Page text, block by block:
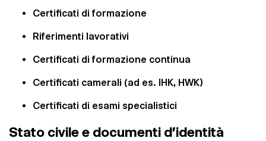
Certificati di formazione
Riferimenti lavorativi
Certificati di formazione continua
Certificati camerali (ad es. IHK, HWK)
Certificati di esami specialistici
Stato civile e documenti d'identità